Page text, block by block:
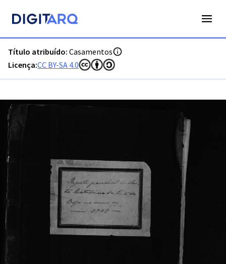
Título atribuído: Casamentos
Licença:CC BY-SA 4.0